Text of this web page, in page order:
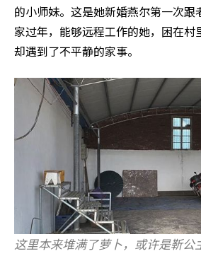
的小师妹。这是她新婚燕尔第一次跟
家过年，能够远程工作的她，困在村
却遇到了不平静的家事。
这里本来堆满了萝卜，或许是靳公